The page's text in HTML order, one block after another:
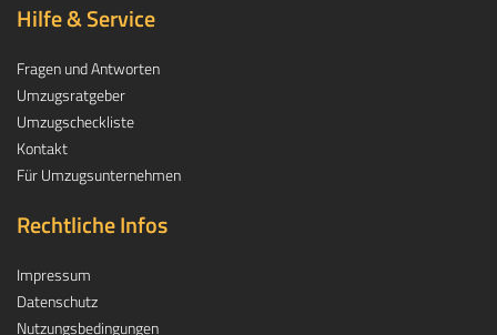
Hilfe & Service
Fragen und Antworten
Umzugsratgeber
Umzugscheckliste
Kontakt
Für Umzugsunternehmen
Rechtliche Infos
Impressum
Datenschutz
Nutzungsbedingungen